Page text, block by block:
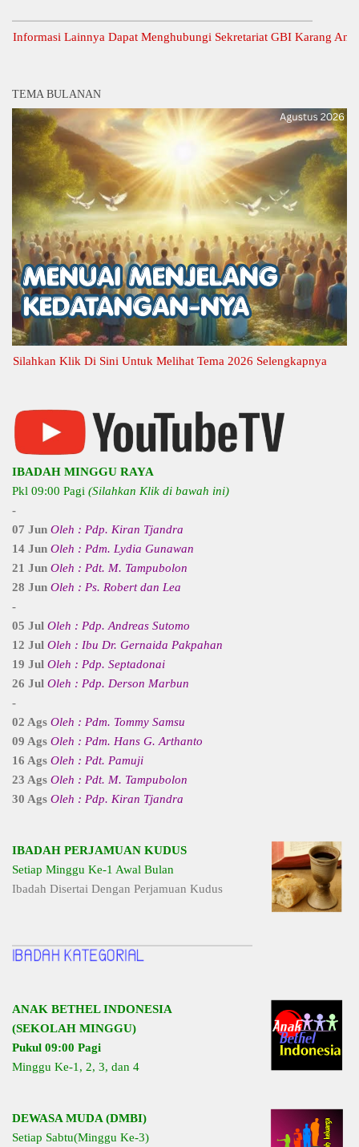
Lainnya Dapat Menghubungi Sekretariat GBI Karang Anyar.
TEMA BULANAN
Klik Di Sini Untuk Melihat Tema 2026 Selengkapnya
IBADAH MINGGU RAYA
Pkl 09:00 Pagi (Silahkan Klik di bawah ini)
-
07 Jun Oleh : Pdp. Kiran Tjandra
14 Jun Oleh : Pdm. Lydia Gunawan
21 Jun Oleh : Pdt. M. Tampubolon
28 Jun Oleh : Ps. Robert dan Lea
-
05 Jul Oleh : Pdp. Andreas Sutomo
12 Jul Oleh : Ibu Dr. Gernaida Pakpahan
19 Jul Oleh : Pdp. Septadonai
26 Jul Oleh : Pdp. Derson Marbun
-
02 Ags Oleh : Pdm. Tommy Samsu
09 Ags Oleh : Pdm. Hans G. Arthanto
16 Ags Oleh : Pdt. Pamuji
23 Ags Oleh : Pdt. M. Tampubolon
30 Ags Oleh : Pdp. Kiran Tjandra
IBADAH PERJAMUAN KUDUS
Setiap Minggu Ke-1 Awal Bulan
Ibadah Disertai Dengan Perjamuan Kudus
ANAK BETHEL INDONESIA
(SEKOLAH MINGGU)
Pukul 09:00 Pagi
Minggu Ke-1, 2, 3, dan 4
DEWASA MUDA (DMBI)
Setiap Sabtu(Minggu Ke-3)